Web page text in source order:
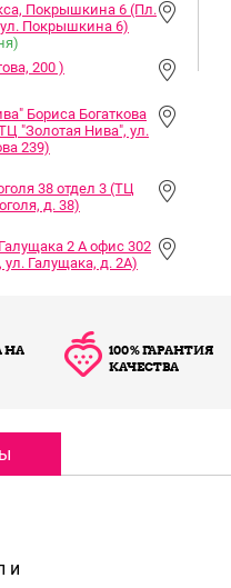
Покрышкина 6 (Пл.
Покрышкина 6)
200 )
Бориса Богаткова
"Золотая Нива", ул.
239)
38 отдел 3 (ТЦ
д. 38)
2 А офис 302
Галущака, д. 2А)
НА
100% ГАРАНТИЯ
КАЧЕСТВА
и